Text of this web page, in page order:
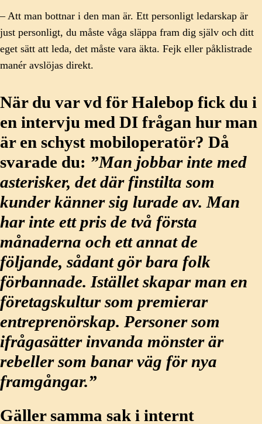
– Att man bottnar i den man är. Ett personligt ledarskap är
just personligt, du måste våga släppa fram dig själv och ditt
eget sätt att leda, det måste vara äkta. Fejk eller påklistrade
manér avslöjas direkt.
När du var vd för Halebop fick du i
en intervju med DI frågan hur man
är en schyst mobiloperatör? Då
svarade du: ”Man jobbar inte med
asterisker, det där finstilta som
kunder känner sig lurade av. Man
har inte ett pris de två första
månaderna och ett annat de
följande, sådant gör bara folk
förbannade. Istället skapar man en
företagskultur som premierar
entreprenörskap. Personer som
ifrågasätter invanda mönster är
rebeller som banar väg för nya
framgångar.”
Gäller samma sak i internt